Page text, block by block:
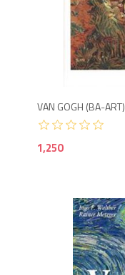
VAN GOGH (BA-ART)
1,250